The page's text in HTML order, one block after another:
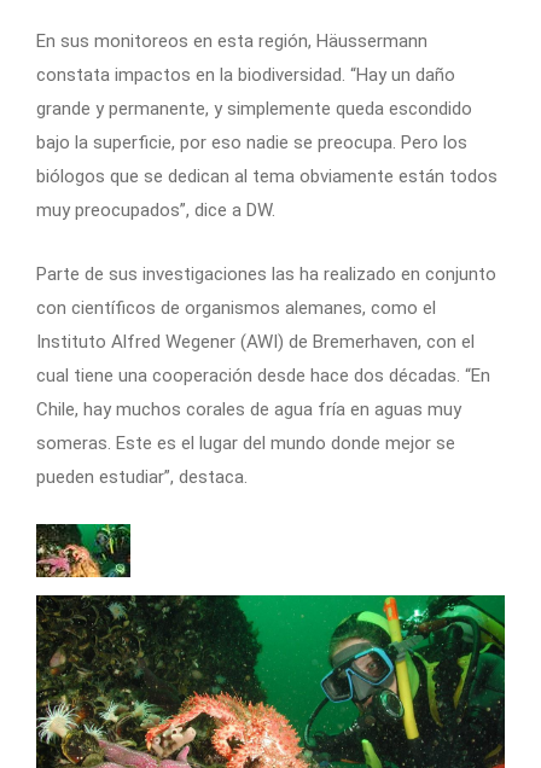
En sus monitoreos en esta región, Häussermann
constata impactos en la biodiversidad. “Hay un daño
grande y permanente, y simplemente queda escondido
bajo la superficie, por eso nadie se preocupa. Pero los
biólogos que se dedican al tema obviamente están todos
muy preocupados”, dice a DW.
Parte de sus investigaciones las ha realizado en conjunto
con científicos de organismos alemanes, como el
Instituto Alfred Wegener (AWI) de Bremerhaven, con el
cual tiene una cooperación desde hace dos décadas. “En
Chile, hay muchos corales de agua fría en aguas muy
someras. Este es el lugar del mundo donde mejor se
pueden estudiar”, destaca.